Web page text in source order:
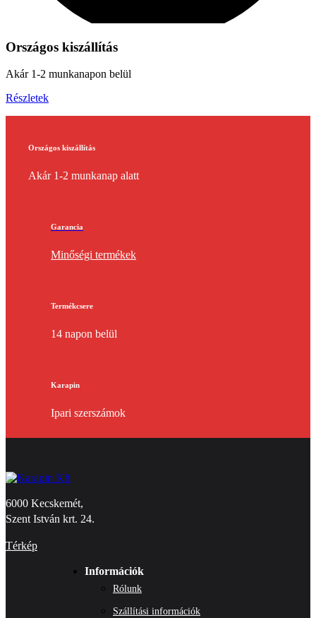
Országos kiszállítás
Akár 1-2 munkanapon belül
Részletek
Országos kiszállítás
Akár 1-2 munkanap alatt
Garancia
Minőségi termékek
Termékcsere
14 napon belül
Karapin
Ipari szerszámok
6000 Kecskemét,
Szent István krt. 24.
Térkép
Információk
Rólunk
Szállítási információk